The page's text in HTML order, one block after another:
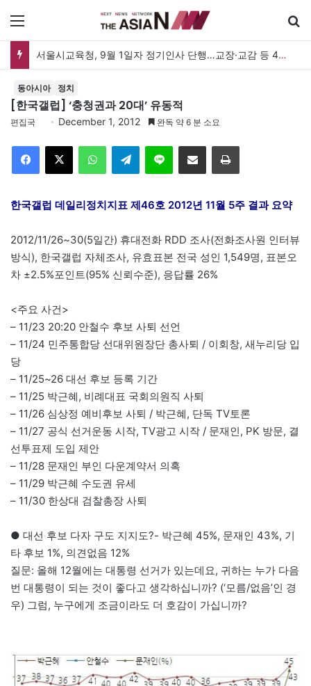
서울시교육청, 9월 1일자 정기인사 단행…교장·교감 등 469명 발령
동아시아 정치
[한국갤럽] ‘충청권과 20대’ 유동적
편집국 December 1, 2012 완독 약 6 분 소요
Telegram 이메일
한국갤럽 데일리정치지표 제46호 2012년 11월 5주 결과 요약
2012/11/26~30(5일간) 휴대전화 RDD 조사(전화조사원 인터뷰
방식), 한국갤럽 자체조사, 유효표본 전국 성인 1,549명, 표본오
차 ±2.5%포인트(95% 신뢰수준), 응답률 26%
<주요 사건>
– 11/23 20:20 안철수 후보 사퇴 선언
– 11/24 민주통합당 선대위원장단 총사퇴 / 이회창, 새누리당 입
당
– 11/25~26 대선 후보 등록 기간
– 11/25 박근혜, 비례대표 국회의원직 사퇴
– 11/26 심상정 예비후보 사퇴 / 박근혜, 단독 TV토론
– 11/27 공식 선거운동 시작, TV광고 시작 / 문재인, PK 방문, 결
선투표제 도입 제안
– 11/28 문재인 부인 다운계약서 의혹
– 11/29 박근혜 수도권 유세
– 11/30 한상대 검찰총장 사퇴
● 대선 후보 다자 구도 지지도?- 박근혜 45%, 문재인 43%, 기
타 후보 1%, 의견없음 12%
질문: 올해 12월에는 대통령 선거가 있는데요, 귀하는 누가 다음
번 대통령이 되는 것이 좋다고 생각하십니까? (‘모름/없음’인 경
우) 그럼, 누구에게 조금이라도 더 호감이 가십니까?